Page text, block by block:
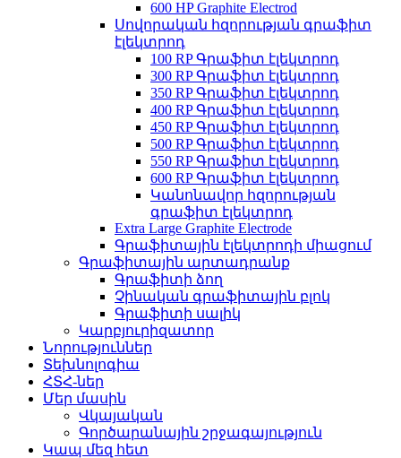
600 HP Graphite Electrod
Սովորական հզորության գրաֆիտ
էլեկտրոդ
100 RP Գրաֆիտ էլեկտրոդ
300 RP Գրաֆիտ էլեկտրոդ
350 RP Գրաֆիտ էլեկտրոդ
400 RP Գրաֆիտ էլեկտրոդ
450 RP Գրաֆիտ էլեկտրոդ
500 RP Գրաֆիտ էլեկտրոդ
550 RP Գրաֆիտ էլեկտրոդ
600 RP Գրաֆիտ էլեկտրոդ
Կանոնավոր հզորության
գրաֆիտ էլեկտրոդ
Extra Large Graphite Electrode
Գրաֆիտային էլեկտրոդի միացում
Գրաֆիտային արտադրանք
Գրաֆիտի ձող
Չինական գրաֆիտային բլոկ
Գրաֆիտի սալիկ
Կարբյուրիզատոր
Նորություններ
Տեխնոլոգիա
ՀՏՀ-ներ
Մեր մասին
Վկայական
Գործարանային շրջագայություն
Կապ մեզ հետ